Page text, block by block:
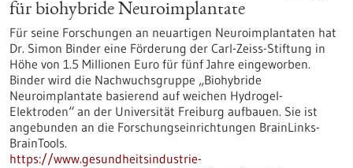
für biohybride Neuroimplantate
Für seine Forschungen an neuartigen Neuroimplantaten hat
Dr. Simon Binder eine Förderung der Carl-Zeiss-Stiftung in
Höhe von 1.5 Millionen Euro für fünf Jahre eingeworben.
Binder wird die Nachwuchsgruppe „Biohybride
Neuroimplantate basierend auf weichen Hydrogel-
Elektroden“ an der Universität Freiburg aufbauen. Sie ist
angebunden an die Forschungseinrichtungen BrainLinks-
BrainTools.
https://www.gesundheitsindustrie-